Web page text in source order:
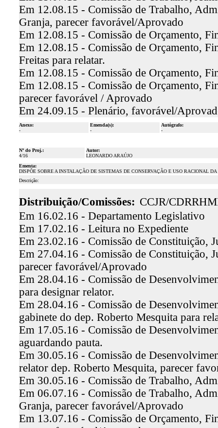
Em 12.08.15 - Comissão de Trabalho,
Granja, parecer favorável/Aprovado
Em 12.08.15 - Comissão de Orçamento,
Em 12.08.15 - Comissão de Orçamento,
Freitas para relatar.
Em 12.08.15 - Comissão de Orçamento,
Em 12.08.15 - Comissão de Orçamento,
parecer favorável / Aprovado
Em 24.09.15 - Plenário, favorável/
Anexo:
-
Emenda(s):
-
Autógrafo:
-
Nº do Proj.:
4/16
Autor:
LEONARDO ARAÚJO
Ementa:
DISPÕE SOBRE A INSTALAÇÃO DE SISTEMAS DE CONSERVAÇÃO E USO RACIONAL
Descrição:
Distribuição/Comissões: CCJR/
Em 16.02.16 - Departamento Legislativo
Em 17.02.16 - Leitura no Expediente
Em 23.02.16 - Comissão de Constituição,
Em 27.04.16 - Comissão de Constituição,
parecer favorável/Aprovado
Em 28.04.16 - Comissão de
para designar relator.
Em 28.04.16 - Comissão de
gabinete do dep. Roberto Mesquita para
Em 17.05.16 - Comissão de
aguardando pauta.
Em 30.05.16 - Comissão de
relator dep. Roberto Mesquita, parecer
Em 30.05.16 - Comissão de Trabalho,
Em 06.07.16 - Comissão de Trabalho,
Granja, parecer favorável/Aprovado
Em 13.07.16 - Comissão de Orçamento,